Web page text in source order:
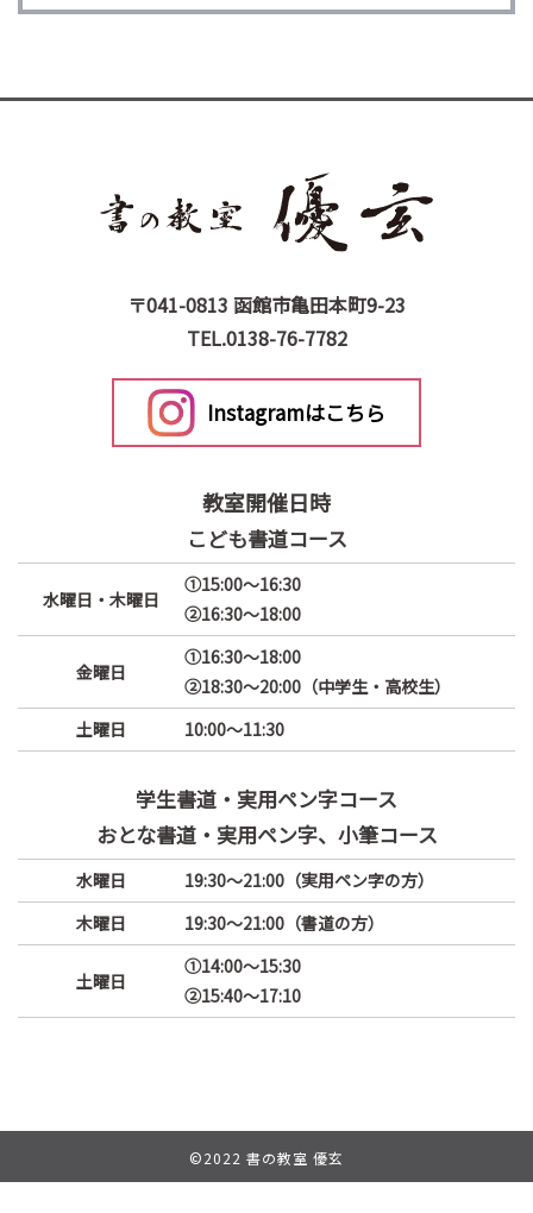
〒041-0813 函館市亀田本町9-23
TEL.0138-76-7782
Instagramはこちら
教室開催日時
こども書道コース
水曜日・木曜日
①15:00～16:30
②16:30～18:00
金曜日
①16:30～18:00
②18:30～20:00（中学生・高校生）
土曜日
10:00～11:30
学生書道・実用ペン字コース
おとな書道・実用ペン字、小筆コース
水曜日
19:30〜21:00（実用ペン字の方）
木曜日
19:30〜21:00（書道の方）
土曜日
①14:00〜15:30
②15:40〜17:10
©2022 書の教室 優玄